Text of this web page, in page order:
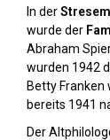
In der
wurde der
Abraham
wurden 1942
Betty Franken
bereits 1941
Der